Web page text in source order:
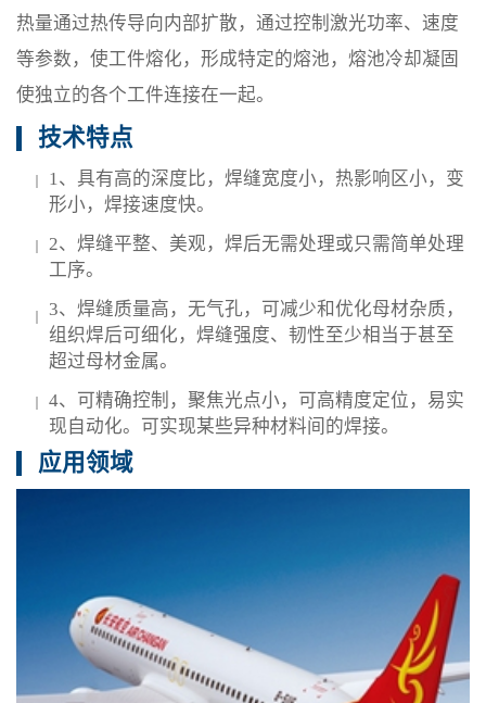
热量通过热传导向内部扩散，通过控制激光功率、速度
等参数，使工件熔化，形成特定的熔池，熔池冷却凝固
使独立的各个工件连接在一起。
技术特点
1、具有高的深度比，焊缝宽度小，热影响区小，变
形小，焊接速度快。
2、焊缝平整、美观，焊后无需处理或只需简单处理
工序。
3、焊缝质量高，无气孔，可减少和优化母材杂质，
组织焊后可细化，焊缝强度、韧性至少相当于甚至
超过母材金属。
4、可精确控制，聚焦光点小，可高精度定位，易实
现自动化。可实现某些异种材料间的焊接。
应用领域